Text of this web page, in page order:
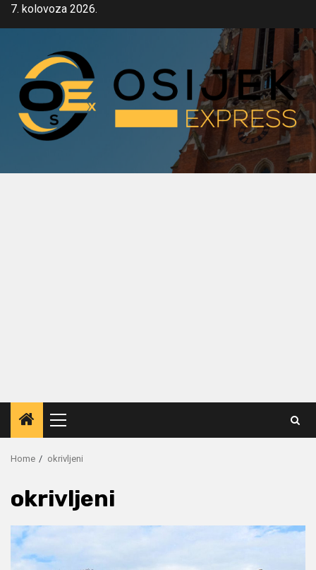
Skip7. kolovoza 2026.
Primary
Menu
Home okrivljeni
okrivljeni